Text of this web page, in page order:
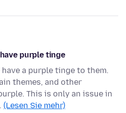
purple tinge
a purple tinge to them.
themes, and other
This is only an issue in
(Lesen Sie mehr)